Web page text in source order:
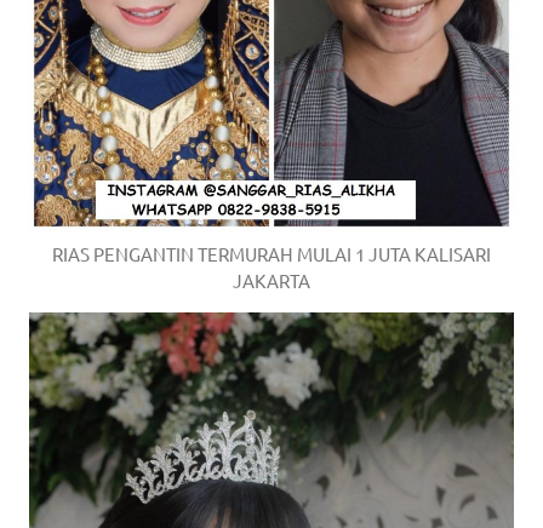
RIAS PENGANTIN TERMURAH MULAI 1 JUTA KALISARI
JAKARTA